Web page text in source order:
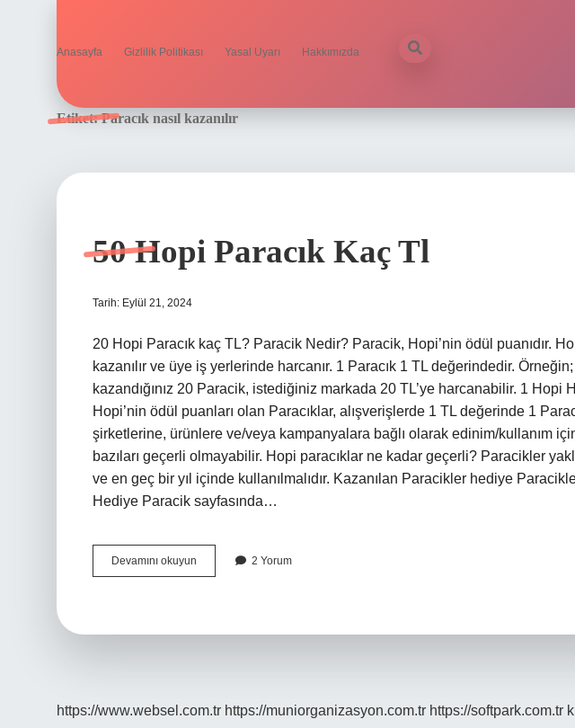
Anasayfa Gizlilik Politikası Yasal Uyarı Hakkımızda
Etiket:Paracık nasıl kazanılır
50 Hopi Paracık Kaç Tl
Tarih: Eylül 21, 2024
20 Hopi Paracık kaç TL? Paracik Nedir? Paracik, Hopi’nin ödül puanıdır.
kazanılır ve üye iş yerlerinde harcanır. 1 Paracık 1 TL değerindedir.
kazandığınız 20 Paracik, istediğiniz markada 20 TL’ye harcanabilir. 1 Hopi
Hopi’nin ödül puanları olan Paracıklar, alışverişlerde 1 TL değerinde 1
şirketlerine, ürünlere ve/veya kampanyalara bağlı olarak edinim/kullanım
bazıları geçerli olmayabilir. Hopi paracıklar ne kadar geçerli? Paracikler
ve en geç bir yıl içinde kullanılmalıdır. Kazanılan Paracikler hediye
Hediye Paracik sayfasında…
Devamını okuyun
Hopi
2 Yorum
https://www.websel.com.tr https://muniorganizasyon.com.tr https://softpark.com.tr